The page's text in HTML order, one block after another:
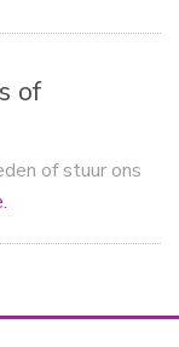
of
of stuur ons